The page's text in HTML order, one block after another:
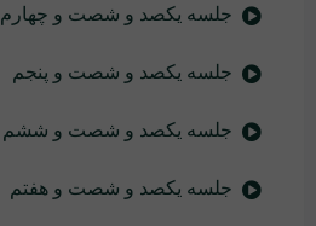
جلسه یکصد و شصت و چهارم
جلسه یکصد و شصت و پنجم
جلسه یکصد و شصت و ششم
جلسه یکصد و شصت و هفتم